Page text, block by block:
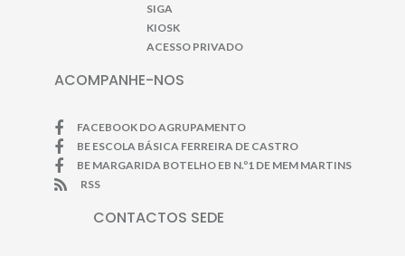
SIGA
KIOSK
ACESSO PRIVADO
ACOMPANHE-NOS
FACEBOOK DO AGRUPAMENTO
BE ESCOLA BÁSICA FERREIRA DE CASTRO
BE MARGARIDA BOTELHO EB N.º1 DE MEM MARTINS
RSS
CONTACTOS SEDE